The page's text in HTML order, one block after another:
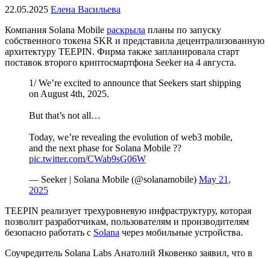
22.05.2025 Елена Васильева
Компания Solana Mobile раскрыла планы по запуску
собственного токена SKR и представила децентрализованную
архитектуру TEEPIN. Фирма также запланировала старт
поставок второго криптосмартфона Seeker на 4 августа.
1/ We’re excited to announce that Seekers start shipping
on August 4th, 2025.
But that’s not all…
Today, we’re revealing the evolution of web3 mobile,
and the next phase for Solana Mobile ??
pic.twitter.com/CWab9sG06W
— Seeker | Solana Mobile (@solanamobile) May 21,
2025
TEEPIN реализует трехуровневую инфраструктуру, которая
позволит разработчикам, пользователям и производителям
безопасно работать с Solana через мобильные устройства.
Соучредитель Solana Labs Анатолий Яковенко заявил, что в